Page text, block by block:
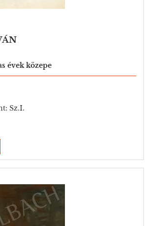
évek közepe
Sz.I.